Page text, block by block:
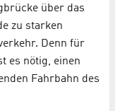
über das
zu starken
Denn für
es nötig, einen
Fahrbahn des